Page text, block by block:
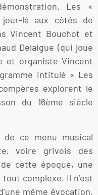
Les «
là aux côtés de
Vincent Bouchot et
Delaigue (qui joue
et organiste Vincent
intitulé « Les
explorent le
du 16ème siècle
de ce menu musical
voire grivois des
cette époque, une
complexe. Il n’est
même évocation,